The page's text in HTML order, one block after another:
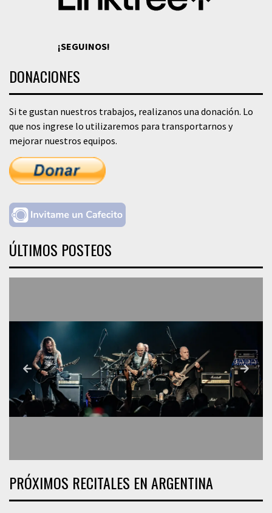
¡SEGUINOS!
DONACIONES
Si te gustan nuestros trabajos, realizanos una donación. Lo
que nos ingrese lo utilizaremos para transportarnos y
mejorar nuestros equipos.
ÚLTIMOS POSTEOS
PRÓXIMOS RECITALES EN ARGENTINA